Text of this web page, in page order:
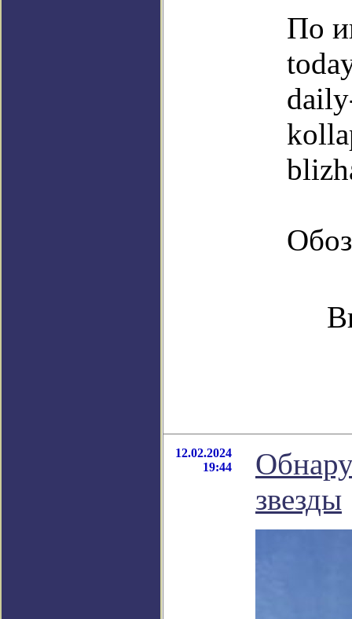
По
12.02.2024
19:44
звезды